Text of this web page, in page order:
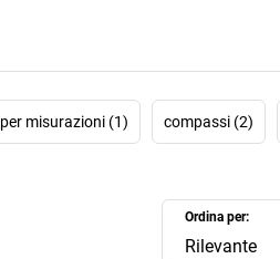
misurazioni (1) compassi (2)
Ordina per:
Rilevante